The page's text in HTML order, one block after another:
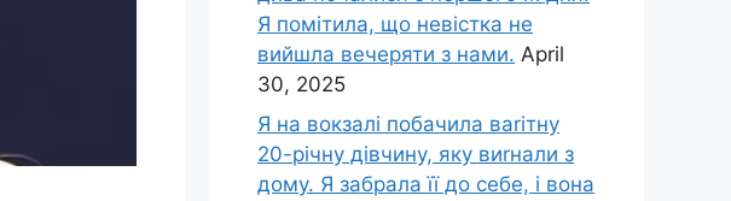
Я помітила, що невістка не
вийшла вечеряти з нами. April
30, 2025
Я на вокзалі побачила ваrітну
20-річну дівчину, яку виrнали з
дому. Я забрала її до себе, і вона